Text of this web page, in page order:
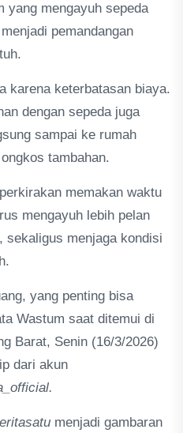
yang mengayuh sepeda
pemandangan
karena keterbatasan biaya.
dengan sepeda juga
sampai ke rumah
tambahan.
memakan waktu
mengayuh lebih pelan
sekaligus menjaga kondisi
yang penting bisa
Wastum saat ditemui di
Barat, Senin (16/3/2026)
dari akun
menjadi gambaran